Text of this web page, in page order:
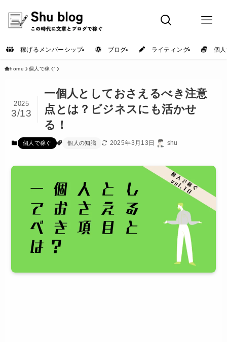
稼げるメンバーシップ ブログ ライティング 個人
home 個人で稼ぐ
一個人としておさえるべき注意
点とは？ビジネスにも活かせ
る！
2025
3/13
個人で稼ぐ 個人の知識 2025年3月13日 shu